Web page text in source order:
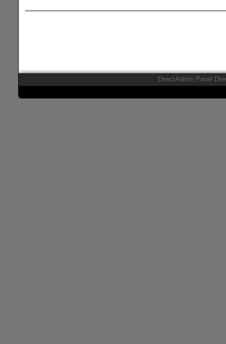
DirectAdmin Panel